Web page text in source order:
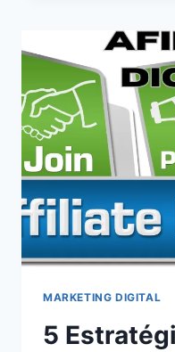
MARKETING DIGITAL
5